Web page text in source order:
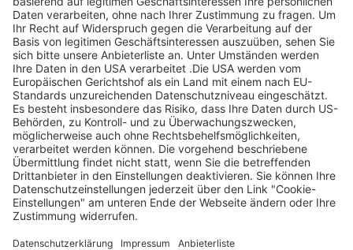
Höchstgrenze für
Ihr Gebot fest. Ein
automatischer
Bietagent bietet
für Sie bis zum
Höchstgebot.
Höchstbietende,
werden Sie per E-
Mail informiert
und erhalten nach
Zahlungseingang
ein Zertifikat zum
Einlösen des
Angebots.